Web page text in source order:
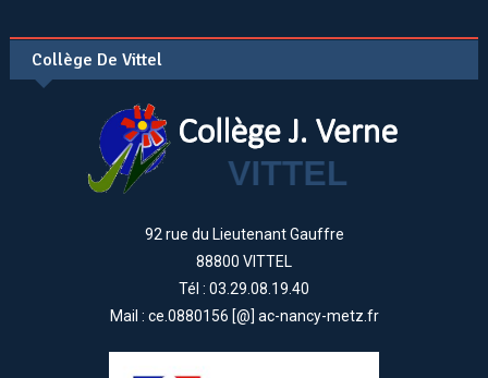
Collège De Vittel
92 rue du Lieutenant Gauffre
88800 VITTEL
Tél : 03.29.08.19.40
Mail : ce.0880156 [@] ac-nancy-metz.fr